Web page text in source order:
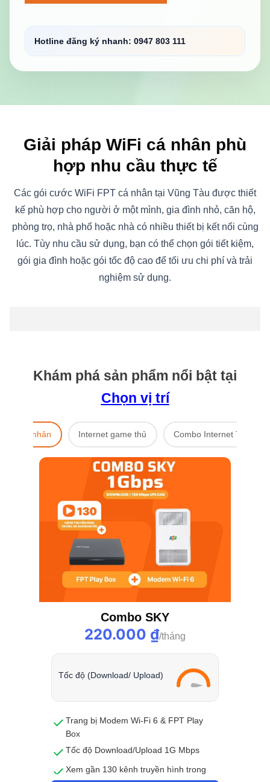
Hotline đăng ký nhanh: 0947 803 111
Giải pháp WiFi cá nhân phù
hợp nhu cầu thực tế
Các gói cước WiFi FPT cá nhân tại Vũng Tàu được thiết
kế phù hợp cho người ở một mình, gia đình nhỏ, căn hộ,
phòng trọ, nhà phố hoặc nhà có nhiều thiết bị kết nối cùng
lúc. Tùy nhu cầu sử dụng, bạn có thể chọn gói tiết kiệm,
gói gia đình hoặc gói tốc độ cao để tối ưu chi phí và trải
nghiệm sử dụng.
Khám phá sản phẩm nổi bật tại
Chọn vị trí
cá nhân Internet game thủ Combo Internet Truyền
Combo SKY
220.000 ₫
Tốc độ (Download/ Upload)
Trang bị Modem Wi-Fi 6 & FPT Play
Box
Tốc độ Download/Upload 1G Mbps
Xem gần 130 kênh truyền hình trong